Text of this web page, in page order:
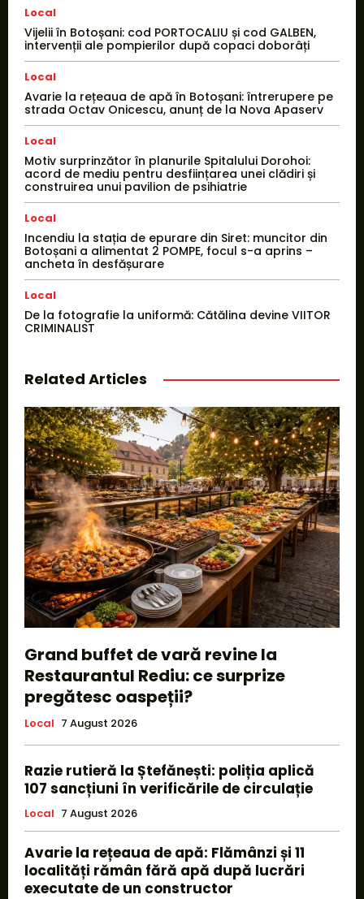
Local
Vijelii în Botoșani: cod PORTOCALIU și cod GALBEN,
intervenții ale pompierilor după copaci doborâți
Local
Avarie la rețeaua de apă în Botoșani: întrerupere pe
strada Octav Onicescu, anunț de la Nova Apaserv
Local
Motiv surprinzător în planurile Spitalului Dorohoi:
acord de mediu pentru desființarea unei clădiri și
construirea unui pavilion de psihiatrie
Local
Incendiu la stația de epurare din Siret: muncitor din
Botoșani a alimentat 2 POMPE, focul s-a aprins –
ancheta în desfășurare
Local
De la fotografie la uniformă: Cătălina devine VIITOR
CRIMINALIST
Related Articles
Grand buffet de vară revine la
Restaurantul Rediu: ce surprize
pregătesc oaspeții?
Local 7 August 2026
Razie rutieră la Ștefănești: poliția aplică
107 sancțiuni în verificările de circulație
Local 7 August 2026
Avarie la rețeaua de apă: Flămânzi și 11
localități rămân fără apă după lucrări
executate de un constructor